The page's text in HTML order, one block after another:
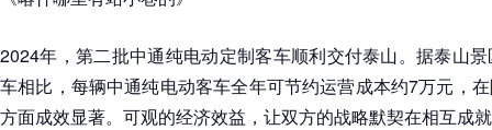
2024年，第二批中通纯电动定制客车顺利交付泰山。据泰山
车相比，每辆中通纯电动客车全年可节约运营成本约7万元，
方面成效显著。可观的经济效益，让双方的战略默契在相互成